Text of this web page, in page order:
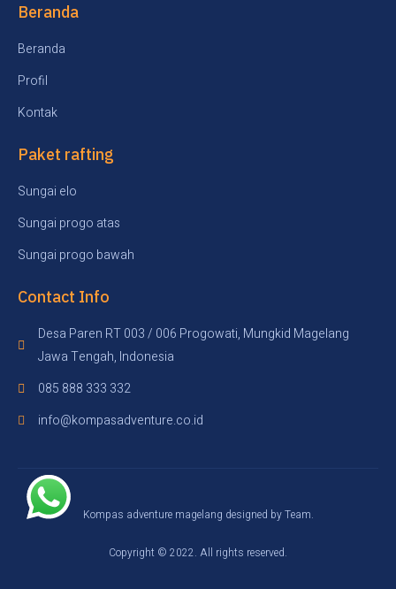
Beranda
Beranda
Profil
Kontak
Paket rafting
Sungai elo
Sungai progo atas
Sungai progo bawah
Contact Info
Desa Paren RT 003 / 006 Progowati, Mungkid Magelang
Jawa Tengah, Indonesia
085 888 333 332
info@kompasadventure.co.id
Kompas adventure magelang designed by Team.
Copyright © 2022. All rights reserved.